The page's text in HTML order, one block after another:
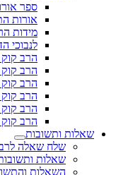
ספר
אורות
מידות
לנבוכי
הרב
הרב
הרב
הרב קוק
הרב
הרב
שאלות ותשובות
שלח שאלה
שאלות
השאלות